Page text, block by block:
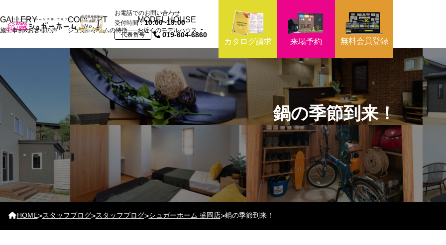
お電話でのお問い合わせ
受付時間：10:00~19:00
代表番号 019-604-6860
GALLERY
施工事例&お客様の声
CONCEPT
シュガーホームの特徴
MODEL HOUSE
お近くのモデルハウス
近くの展示場＆モデル
ハウスTOP
おうちづくり情報館
モデルハウス
カタログ請求 来場予約 無料会員登録
鍋の季節到来！
HOME>スタッフブログ>スタッフブログ>シュガーホーム 盛岡店>鍋の季節到来！